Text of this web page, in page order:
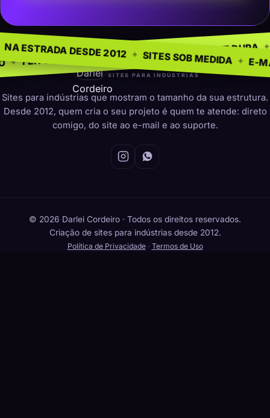
INDÚSTRIAS ✦ PRESENÇA QUE DURA SEM
NEGÓCIO ✦ NA ESTRADA DESDE 2012 ✦ SITES SOB
darleicordeiro
SITES PARA INDÚSTRIAS
Sites para indústrias que mostram o tamanho da sua estrutura.
Desde 2012, quem cria o seu projeto é quem te atende: direto
comigo, do site ao e-mail e ao suporte.
© 2026 Darlei Cordeiro · Todos os direitos reservados.
Criação de sites para indústrias desde 2012.
Política de Privacidade· Termos de Uso